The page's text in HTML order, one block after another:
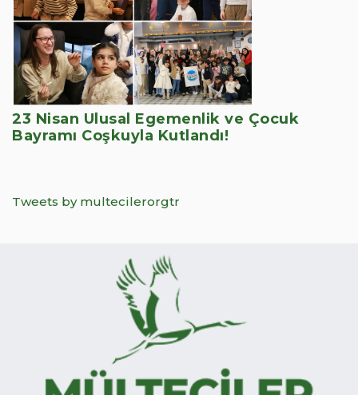
23 Nisan Ulusal Egemenlik ve Çocuk
Bayramı Coşkuyla Kutlandı!
Tweets by multecilerorgtr